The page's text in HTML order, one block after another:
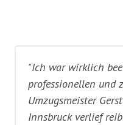
"Ich war wirklich
professionellen und
Umzugsmeister
Innsbruck verlief